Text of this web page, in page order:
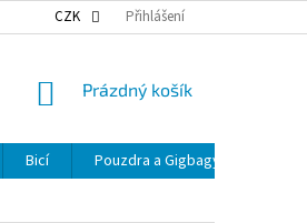
NAŠE DOPRAVA
CZK Přihlášení
NÁKUPNÍ
Prázdný košík
Bicí Pouzdra a Gigbagy